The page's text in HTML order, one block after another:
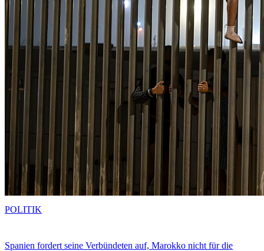
Spanien fordert seine Verbündeten auf, Marokko nicht für die
POLITIK